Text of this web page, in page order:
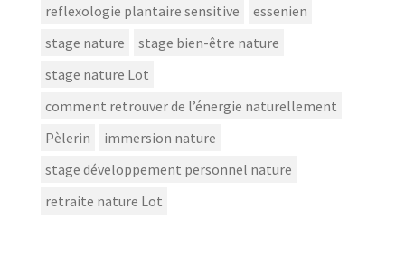
reflexologie plantaire sensitive
essenien
stage nature
stage bien-être nature
stage nature Lot
comment retrouver de l’énergie naturellement
Pèlerin
immersion nature
stage développement personnel nature
retraite nature Lot